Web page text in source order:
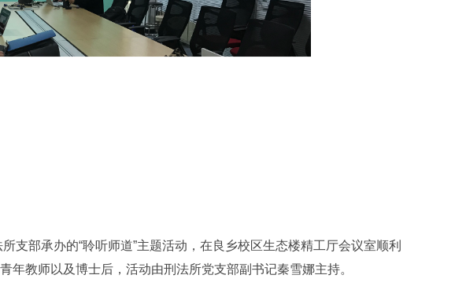
支部承办的“聆听师道”主题活动，在良乡校区生态楼精工厅会议室顺利
教师以及博士后，活动由刑法所党支部副书记秦雪娜主持。